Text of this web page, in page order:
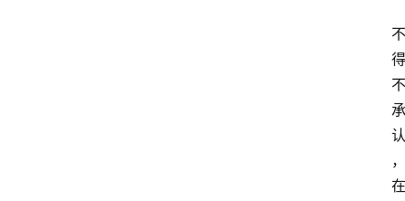
不
得
不
承
认
，
在